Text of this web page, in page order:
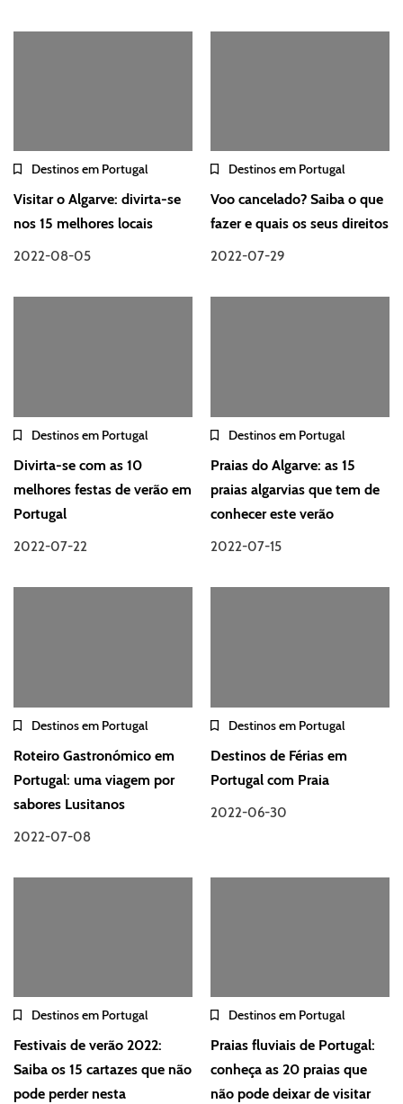
Destinos em Portugal
Visitar o Algarve: divirta-se
nos 15 melhores locais
2022-08-05
Destinos em Portugal
Voo cancelado? Saiba o que
fazer e quais os seus direitos
2022-07-29
Destinos em Portugal
Divirta-se com as 10
melhores festas de verão em
Portugal
2022-07-22
Destinos em Portugal
Praias do Algarve: as 15
praias algarvias que tem de
conhecer este verão
2022-07-15
Destinos em Portugal
Roteiro Gastronómico em
Portugal: uma viagem por
sabores Lusitanos
2022-07-08
Destinos em Portugal
Destinos de Férias em
Portugal com Praia
2022-06-30
Destinos em Portugal
Festivais de verão 2022:
Saiba os 15 cartazes que não
pode perder nesta
Destinos em Portugal
Praias fluviais de Portugal:
conheça as 20 praias que
não pode deixar de visitar